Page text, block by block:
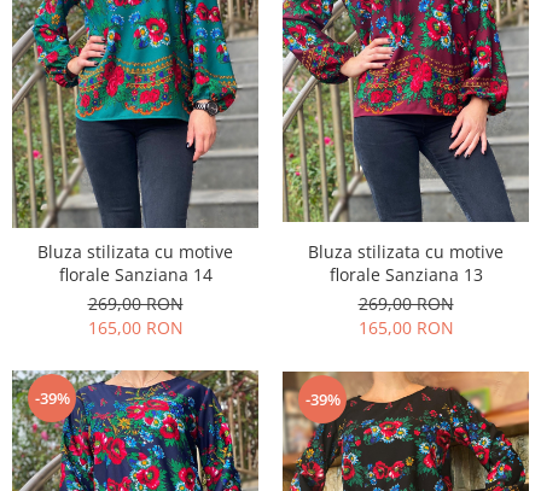
Bluza stilizata cu motive
florale Sanziana 14
269,00 RON
165,00 RON
Bluza stilizata cu motive
florale Sanziana 13
269,00 RON
165,00 RON
-39% -39%